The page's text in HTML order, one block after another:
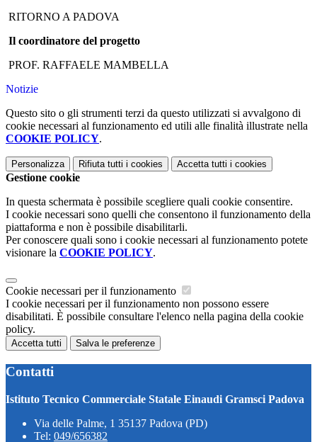
RITORNO A PADOVA
Il coordinatore del progetto
PROF. RAFFAELE MAMBELLA
Notizie
Questo sito o gli strumenti terzi da questo utilizzati si avvalgono di
cookie necessari al funzionamento ed utili alle finalità illustrate nella
COOKIE POLICY.
Personalizza Rifiuta tutti i cookies Accetta tutti i cookies
Gestione cookie
In questa schermata è possibile scegliere quali cookie consentire.
I cookie necessari sono quelli che consentono il funzionamento della
piattaforma e non è possibile disabilitarli.
Per conoscere quali sono i cookie necessari al funzionamento potete
visionare la COOKIE POLICY.
Cookie necessari per il funzionamento
I cookie necessari per il funzionamento non possono essere
disabilitati. È possibile consultare l'elenco nella pagina della cookie
policy.
Accetta tutti Salva le preferenze
Contatti
Istituto Tecnico Commerciale Statale Einaudi Gramsci Padova
Via delle Palme, 1 35137 Padova (PD)
Tel: 049/656382